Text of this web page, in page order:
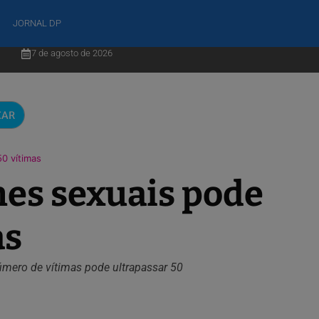
JORNAL DP
7 de agosto de 2026
vítimas
sexuais pode
de vítimas pode ultrapassar 50